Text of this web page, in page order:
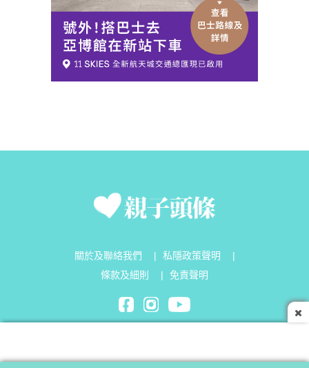
關於及聯絡我們 私隱政策聲明
條款及細則
免責聲明